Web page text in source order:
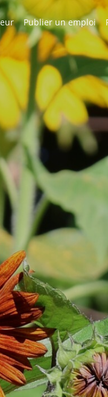
Publier un emploi